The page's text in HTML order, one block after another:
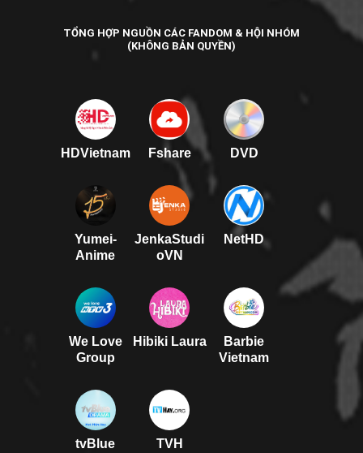
TỔNG HỢP NGUỒN CÁC FANDOM & HỘI NHÓM
(KHÔNG BẢN QUYỀN)
HDVietnam Fshare DVD
Yumei-
Anime
JenkaStudi
oVN
NetHD
We Love
Group
Hibiki Laura
Barbie
Vietnam
tvBlue
TVH